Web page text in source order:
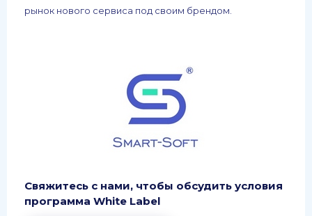
рынок нового сервиса под своим брендом.
Свяжитесь с нами, чтобы обсудить условия
программа White Label